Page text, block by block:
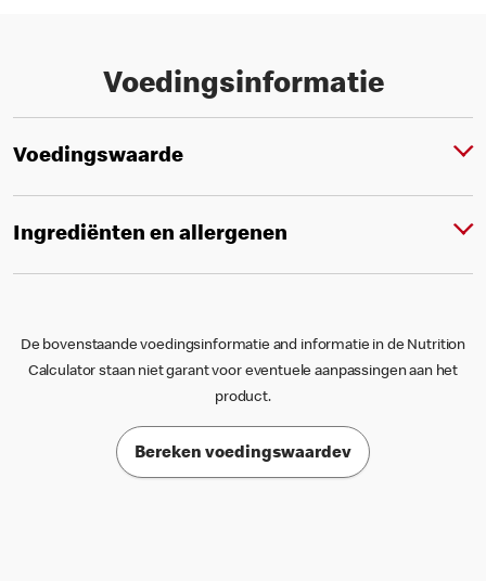
Voedingsinformatie
Voedingswaarde
Ingrediënten en allergenen
De bovenstaande voedingsinformatie and informatie in de Nutrition
Calculator staan niet garant voor eventuele aanpassingen aan het
product.
Bereken voedingswaardev